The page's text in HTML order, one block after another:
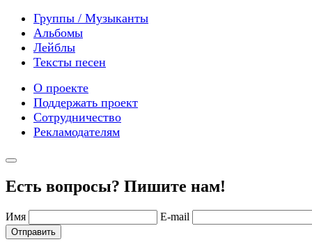
Группы / Музыканты
Альбомы
Лейблы
Тексты песен
О проекте
Поддержать проект
Сотрудничество
Рекламодателям
Есть вопросы? Пишите нам!
Имя E-mail